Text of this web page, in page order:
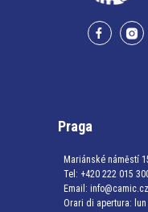
Praga
Mariánské náměstí
Tel: +420 222 015
Email: info@camic.cz
Orari di apertura: